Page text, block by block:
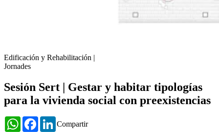
Edificación y Rehabilitación |
Jornades
Sesión Sert | Gestar y habitar tipologías
para la vivienda social con preexistencias
Compartir
WhatsAppFacebookLinkedIn